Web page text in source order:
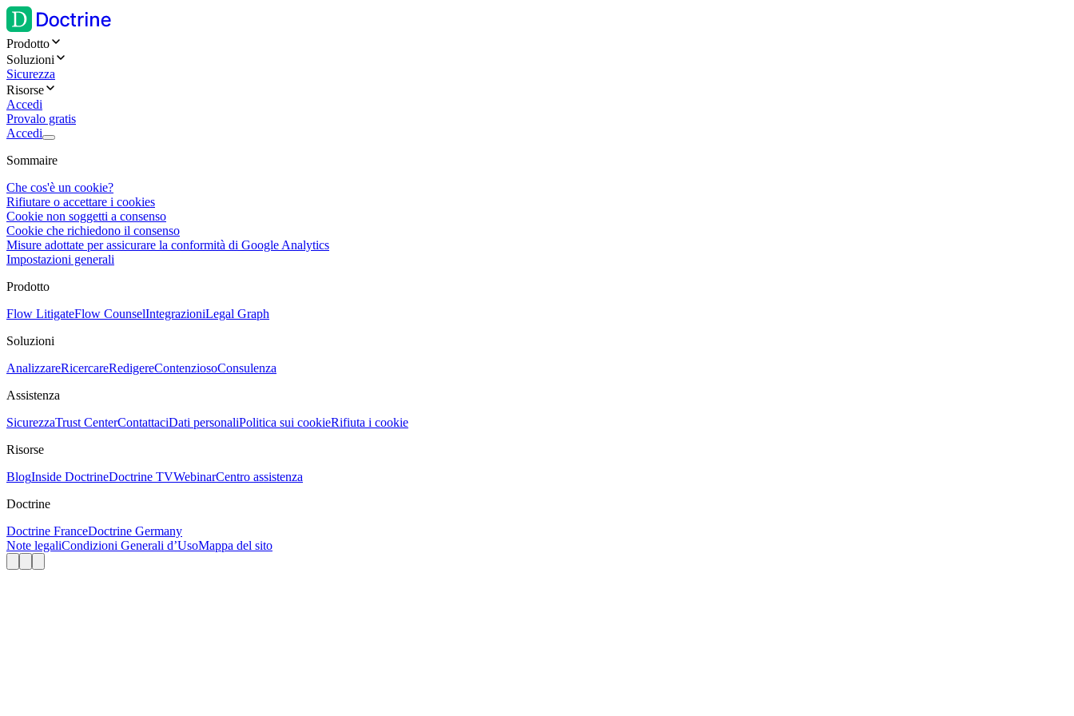
Prodotto
Soluzioni
Sicurezza
Risorse
Accedi
Provalo gratis
Accedi
Sommaire
Che cos'è un cookie?
Rifiutare o accettare i cookies
Cookie non soggetti a consenso
Cookie che richiedono il consenso
Misure adottate per assicurare la conformità di Google Analytics
Impostazioni generali
Prodotto
Flow LitigateFlow CounselIntegrazioniLegal Graph
Soluzioni
AnalizzareRicercareRedigereContenziosoConsulenza
Assistenza
SicurezzaTrust CenterContattaciDati personaliPolitica sui cookieRifiuta i cookie
Risorse
BlogInside DoctrineDoctrine TVWebinarCentro assistenza
Doctrine
Doctrine FranceDoctrine Germany
Note legaliCondizioni Generali d’UsoMappa del sito